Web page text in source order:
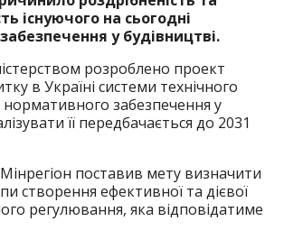
існуючого на сьогодні
у будівництві.
розроблено проект
в Україні системи технічного
забезпечення у
її передбачається до 2031
поставив мету визначити
створення ефективної та дієвої
регулювання, яка відповідатиме